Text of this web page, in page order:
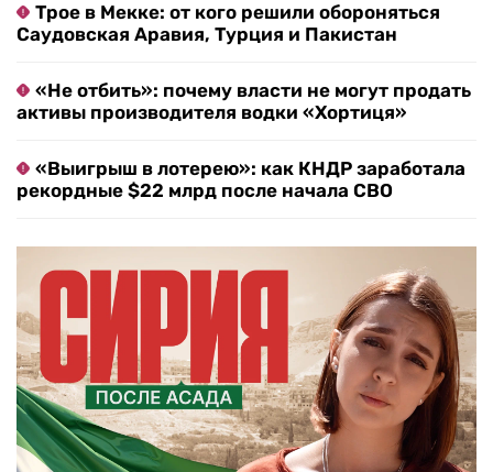
Трое в Мекке: от кого решили обороняться
Саудовская Аравия, Турция и Пакистан
«Не отбить»: почему власти не могут продать
активы производителя водки «Хортиця»
«Выигрыш в лотерею»: как КНДР заработала
рекордные $22 млрд после начала СВО